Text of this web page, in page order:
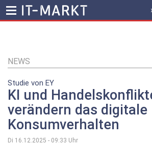
Inhalt
MENU
NEWS
Studie von EY
KI und
verändern das digitale
Konsumverhalten
Di 16.12.2025 - 09:33 Uhr